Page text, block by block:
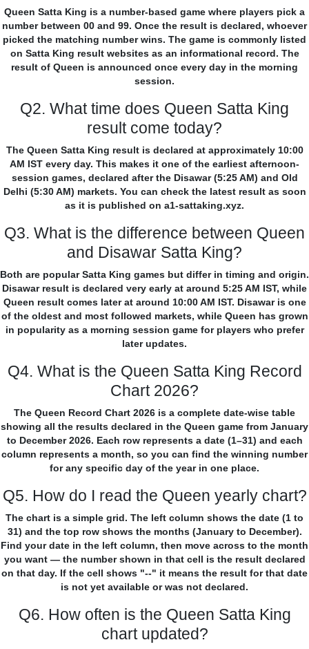
Queen Satta King is a number-based game where players pick a
number between 00 and 99. Once the result is declared, whoever
picked the matching number wins. The game is commonly listed
on Satta King result websites as an informational record. The
result of Queen is announced once every day in the morning
session.
Q2. What time does Queen Satta King
result come today?
The Queen Satta King result is declared at approximately 10:00
AM IST every day. This makes it one of the earliest afternoon-
session games, declared after the Disawar (5:25 AM) and Old
Delhi (5:30 AM) markets. You can check the latest result as soon
as it is published on a1-sattaking.xyz.
Q3. What is the difference between Queen
and Disawar Satta King?
Both are popular Satta King games but differ in timing and origin.
Disawar result is declared very early at around 5:25 AM IST, while
Queen result comes later at around 10:00 AM IST. Disawar is one
of the oldest and most followed markets, while Queen has grown
in popularity as a morning session game for players who prefer
later updates.
Q4. What is the Queen Satta King Record
Chart 2026?
The Queen Record Chart 2026 is a complete date-wise table
showing all the results declared in the Queen game from January
to December 2026. Each row represents a date (1–31) and each
column represents a month, so you can find the winning number
for any specific day of the year in one place.
Q5. How do I read the Queen yearly chart?
The chart is a simple grid. The left column shows the date (1 to
31) and the top row shows the months (January to December).
Find your date in the left column, then move across to the month
you want — the number shown in that cell is the result declared
on that day. If the cell shows "--" it means the result for that date
is not yet available or was not declared.
Q6. How often is the Queen Satta King
chart updated?